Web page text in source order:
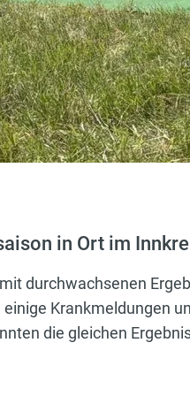
in Ort im
durchwachsenen
Krankmeldungen
die gleichen